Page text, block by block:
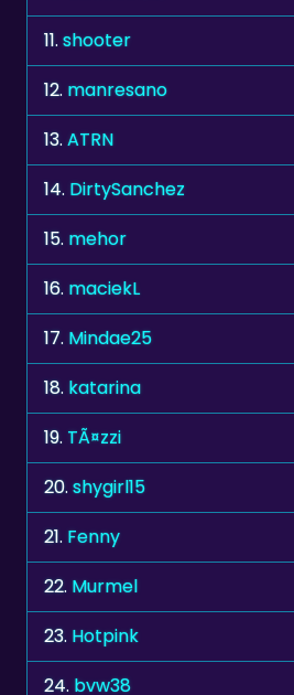
12.manresano
13. ATRN
14.DirtySanchez
15. mehor
16. maciekL
17. Mindae25
18. katarina
19. TÃ¤zzi
20.shygirl15
21. Fenny
22.Murmel
23. Hotpink
24.bvw38
25. stvn